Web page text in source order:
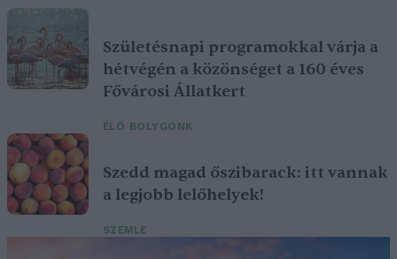
Születésnapi programokkal várja a
hétvégén a közönséget a 160 éves
Fővárosi Állatkert
ÉLŐ BOLYGÓNK
Szedd magad őszibarack: itt vannak
a legjobb lelőhelyek!
SZEMLE